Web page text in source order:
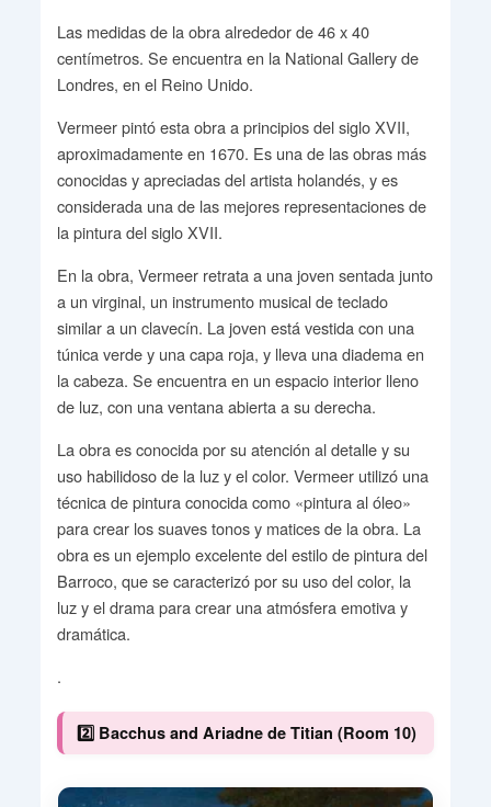
Las medidas de la obra alrededor de 46 x 40
centímetros. Se encuentra en la National Gallery de
Londres, en el Reino Unido.
Vermeer pintó esta obra a principios del siglo XVII,
aproximadamente en 1670. Es una de las obras más
conocidas y apreciadas del artista holandés, y es
considerada una de las mejores representaciones de
la pintura del siglo XVII.
En la obra, Vermeer retrata a una joven sentada junto
a un virginal, un instrumento musical de teclado
similar a un clavecín. La joven está vestida con una
túnica verde y una capa roja, y lleva una diadema en
la cabeza. Se encuentra en un espacio interior lleno
de luz, con una ventana abierta a su derecha.
La obra es conocida por su atención al detalle y su
uso habilidoso de la luz y el color. Vermeer utilizó una
técnica de pintura conocida como «pintura al óleo»
para crear los suaves tonos y matices de la obra. La
obra es un ejemplo excelente del estilo de pintura del
Barroco, que se caracterizó por su uso del color, la
luz y el drama para crear una atmósfera emotiva y
dramática.
.
2️⃣ Bacchus and Ariadne de Titian (Room 10)